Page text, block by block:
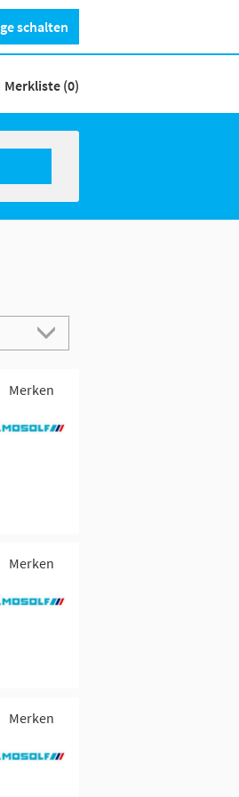
schalten
Merkliste (0)
Merken
Merken
Merken